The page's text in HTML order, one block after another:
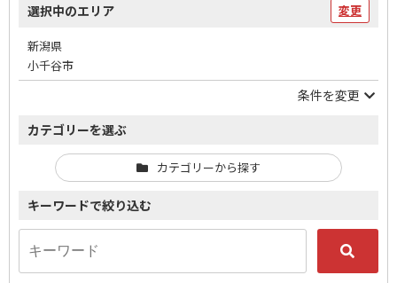
選択中のエリア 変更
新潟県
小千谷市
条件を変更
カテゴリーを選ぶ
カテゴリーから探す
キーワードで絞り込む